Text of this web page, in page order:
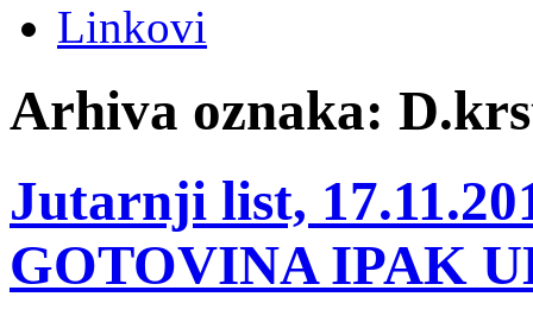
Linkovi
Arhiva oznaka:
Jutarnji list,
GOTOVINA IPAK